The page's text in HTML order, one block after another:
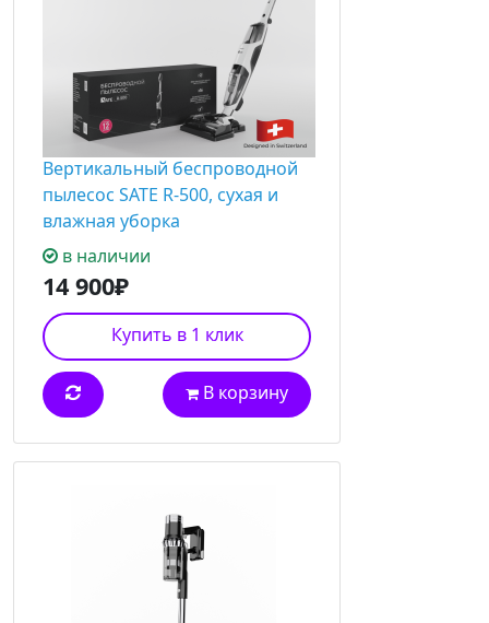
Вертикальный беспроводной
пылесос SATE R-500, сухая и
влажная уборка
в наличии
14 900₽
Купить в 1 клик
В корзину